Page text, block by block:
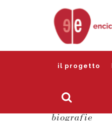
il progetto
biografie